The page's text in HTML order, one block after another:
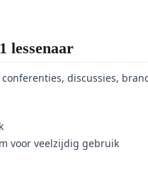
lessenaar
discussies,
voor veelzijdig gebruik